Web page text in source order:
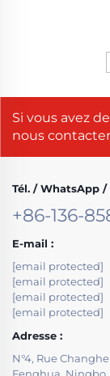
Si vous avez
nous contacter
Tél. / WhatsApp /
+86-136-
E-mail :
[email protected]
[email protected]
[email protected]
[email protected]
Adresse :
N°4, Rue